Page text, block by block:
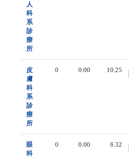
人
科
系
診
療
所
皮
膚
科
系
診
療
所
0 0.00 10.25
眼
科
0 0.00 6.32